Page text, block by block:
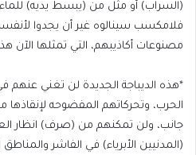
(السراب) أو مثل من (يبسط يديه) للماء
فلامكسب سينالوه غير أن يجدوا
مصنوعات أكاذيبهم، التي تمثلها الآن
*هذه الديباجة الجديدة لن تغني
الحرب، وتحركاتهم المفضوحه
جانب، ولن تمكنهم من (صرف) انظار
(المدنيين الأبرياء) في الفاشر